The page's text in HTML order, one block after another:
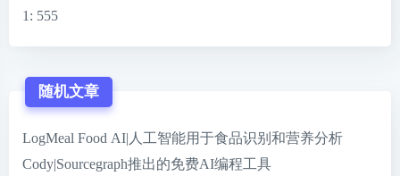
1 : 555
随机文章
LogMeal Food AI|人工智能用于食品识别和营养分析
Cody|Sourcegraph推出的免费AI编程工具